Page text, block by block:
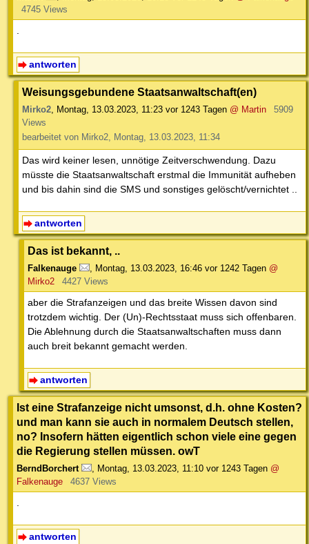
4745 Views
.
antworten
Weisungsgebundene Staatsanwaltschaft(en)
Mirko2, Montag, 13.03.2023, 11:23 vor 1243 Tagen @ Martin
5909
Views
bearbeitet von Mirko2, Montag, 13.03.2023, 11:34
Das wird keiner lesen, unnötige Zeitverschwendung. Dazu
müsste die Staatsanwaltschaft erstmal die Immunität aufheben
und bis dahin sind die SMS und sonstiges gelöscht/vernichtet ..
antworten
Das ist bekannt, ..
Falkenauge Montag, 13.03.2023, 16:46 vor 1242 Tagen @
Mirko2
4427 Views
aber die Strafanzeigen und das breite Wissen davon sind
trotzdem wichtig. Der (Un)-Rechtsstaat muss sich offenbaren.
Die Ablehnung durch die Staatsanwaltschaften muss dann
auch breit bekannt gemacht werden.
antworten
Ist eine Strafanzeige nicht umsonst, d.h. ohne Kosten?
und man kann sie auch in normalem Deutsch stellen,
no? Insofern hätten eigentlich schon viele eine gegen
die Regierung stellen müssen. owT
BerndBorchert Montag, 13.03.2023, 11:10 vor 1243 Tagen @
Falkenauge
4637 Views
antworten